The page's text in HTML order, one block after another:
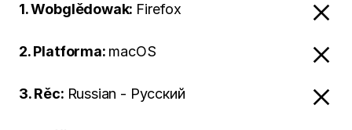
1. Wobglědowak: Firefox
2. Platforma: macOS
3. Rěc: Russian - Русский